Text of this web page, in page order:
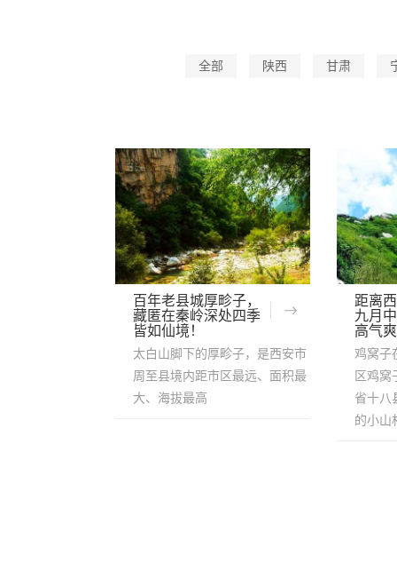
全部 陕西 甘肃
百年老县城厚畛子，
藏匿在秦岭深处四季
皆如仙境！
太白山脚下的厚畛子，是西安市
周至县境内距市区最远、面积最
大、海拔最高
距离
九月
高气
鸡窝子
区鸡窝
省十八
的小山